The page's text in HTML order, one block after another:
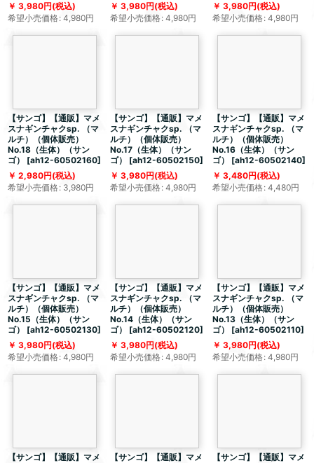
3,980円(税込)
希望小売価格: 4,980円
3,980円(税込)
希望小売価格: 4,980円
3,980円(税込)
希望小売価格: 4,980円
【サンゴ】【通販】マメ
スナギンチャクsp. （マ
ルチ）（個体販売）
No.18（生体）（サン
ゴ）
[ah12-60502160]
2,980円(税込)
希望小売価格: 3,980円
【サンゴ】【通販】マメ
スナギンチャクsp. （マ
ルチ）（個体販売）
No.17（生体）（サン
ゴ）
[ah12-60502150]
3,980円(税込)
希望小売価格: 4,980円
【サンゴ】【通販】マメ
スナギンチャクsp. （マ
ルチ）（個体販売）
No.16（生体）（サン
ゴ）
[ah12-60502140]
3,480円(税込)
希望小売価格: 4,480円
【サンゴ】【通販】マメ
スナギンチャクsp. （マ
ルチ）（個体販売）
No.15（生体）（サン
ゴ）
[ah12-60502130]
3,980円(税込)
希望小売価格: 4,980円
【サンゴ】【通販】マメ
スナギンチャクsp. （マ
ルチ）（個体販売）
No.14（生体）（サン
ゴ）
[ah12-60502120]
3,980円(税込)
希望小売価格: 4,980円
【サンゴ】【通販】マメ
スナギンチャクsp. （マ
ルチ）（個体販売）
No.13（生体）（サン
ゴ）
[ah12-60502110]
3,980円(税込)
希望小売価格: 4,980円
【サンゴ】【通販】マメ
【サンゴ】【通販】マメ
【サンゴ】【通販】マメ